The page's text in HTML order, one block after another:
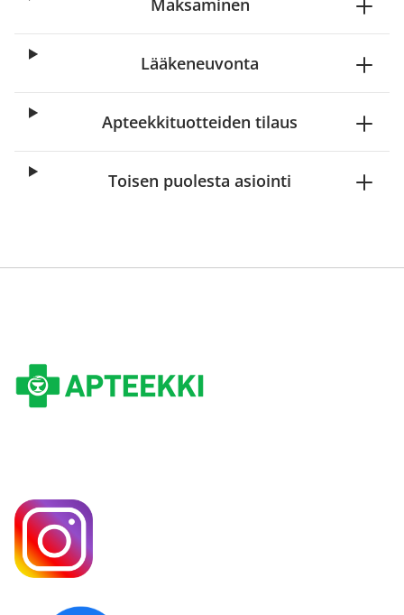
Maksaminen
Lääkeneuvonta
Apteekkituotteiden tilaus
Toisen puolesta asiointi